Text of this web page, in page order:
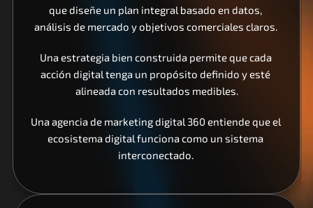
que diseñe un plan integral basado en datos,
análisis de mercado y objetivos comerciales claros.
Una estrategia bien construida permite que cada
acción digital tenga un propósito definido y esté
alineada con resultados medibles.
Una agencia de marketing digital 360 entiende que el
ecosistema digital funciona como un sistema
interconectado.